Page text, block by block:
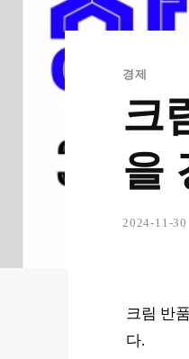
경제
크
을
2024-11-30
크림 반
다.